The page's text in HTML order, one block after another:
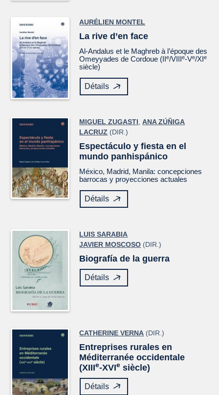
AURÉLIEN MONTEL
La rive d’en face
Al-Andalus et le Maghreb à l’époque des
Omeyyades de Cordoue (IIe/VIIIe-Ve/XIe
siècle)
Détails
MIGUEL ZUGASTI,ANA ZÚÑIGA
LACRUZ (DIR.)
Espectáculo y fiesta en el
mundo panhispánico
México, Madrid, Manila: concepciones
barrocas y proyecciones actuales
Détails
LUIS SARABIA
JAVIER MOSCOSO (DIR.)
Biografía de la guerra
Détails
CATHERINE VERNA (DIR.)
Entreprises rurales en
Méditerranée occidentale
(XIIIe-XVIe siècle)
Détails